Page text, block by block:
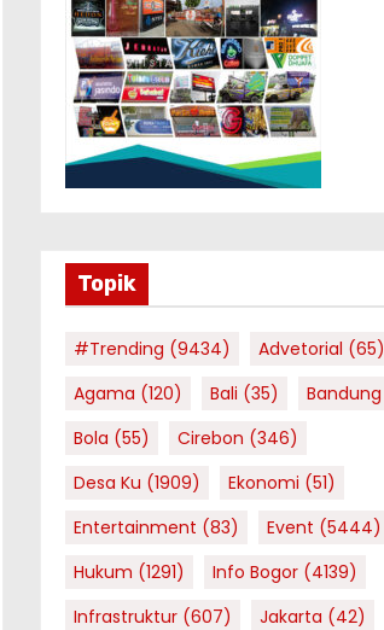
Topik
#Trending (9434) Advetorial (65)
Agama (120) Bali (35) Bandung
Bola (55) Cirebon (346)
Desa Ku (1909) Ekonomi (51)
Entertainment (83) Event (5444)
Hukum (1291) Info Bogor (4139)
Infrastruktur (607) Jakarta (42)